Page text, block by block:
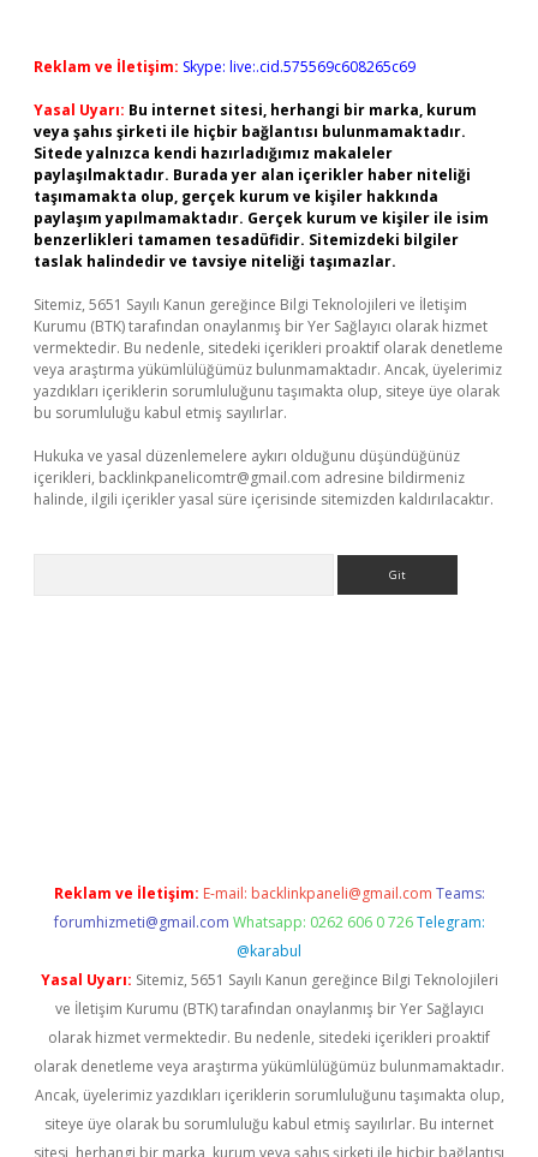
Reklam ve İletişim: Skype: live:.cid.575569c608265c69
Yasal Uyarı: Bu internet sitesi, herhangi bir marka, kurum
veya şahıs şirketi ile hiçbir bağlantısı bulunmamaktadır.
Sitede yalnızca kendi hazırladığımız makaleler
paylaşılmaktadır. Burada yer alan içerikler haber niteliği
taşımamakta olup, gerçek kurum ve kişiler hakkında
paylaşım yapılmamaktadır. Gerçek kurum ve kişiler ile isim
benzerlikleri tamamen tesadüfidir. Sitemizdeki bilgiler
taslak halindedir ve tavsiye niteliği taşımazlar.
Sitemiz, 5651 Sayılı Kanun gereğince Bilgi Teknolojileri ve İletişim
Kurumu (BTK) tarafından onaylanmış bir Yer Sağlayıcı olarak hizmet
vermektedir. Bu nedenle, sitedeki içerikleri proaktif olarak denetleme
veya araştırma yükümlülüğümüz bulunmamaktadır. Ancak, üyelerimiz
yazdıkları içeriklerin sorumluluğunu taşımakta olup, siteye üye olarak
bu sorumluluğu kabul etmiş sayılırlar.
Hukuka ve yasal düzenlemelere aykırı olduğunu düşündüğünüz
içerikleri, backlinkpanelicomtr@gmail.com adresine bildirmeniz
halinde, ilgili içerikler yasal süre içerisinde sitemizden kaldırılacaktır.
Reklam ve İletişim: E-mail: backlinkpaneli@gmail.com Teams:
forumhizmeti@gmail.com Whatsapp: 0262 606 0 726 Telegram:
@karabul
Yasal Uyarı: Sitemiz, 5651 Sayılı Kanun gereğince Bilgi Teknolojileri
ve İletişim Kurumu (BTK) tarafından onaylanmış bir Yer Sağlayıcı
olarak hizmet vermektedir. Bu nedenle, sitedeki içerikleri proaktif
olarak denetleme veya araştırma yükümlülüğümüz bulunmamaktadır.
Ancak, üyelerimiz yazdıkları içeriklerin sorumluluğunu taşımakta olup,
siteye üye olarak bu sorumluluğu kabul etmiş sayılırlar. Bu internet
sitesi, herhangi bir marka, kurum veya şahıs şirketi ile hiçbir bağlantısı